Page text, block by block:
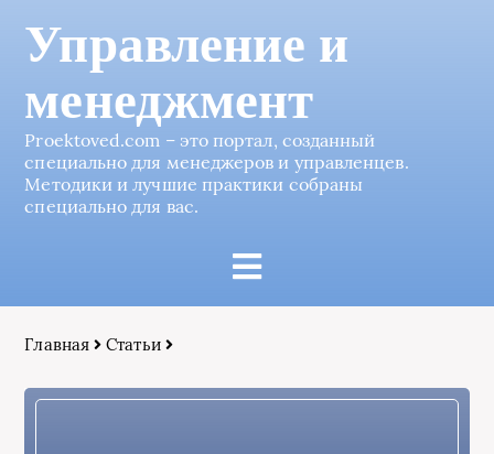
Управление и
менеджмент
Proektoved.com – это портал, созданный
специально для менеджеров и управленцев.
Методики и лучшие практики собраны
специально для вас.
Главная Статьи